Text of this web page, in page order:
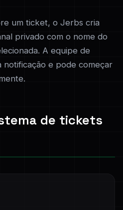
um ticket, o Jerbs cria
privado com o nome do
A equipe de
notificação e pode começar
de tickets